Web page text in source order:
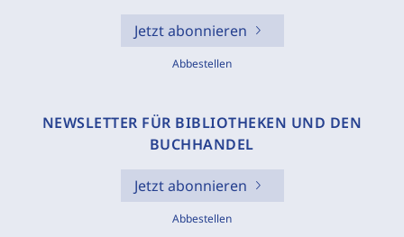
Jetzt abonnieren
Abbestellen
NEWSLETTER FÜR BIBLIOTHEKEN UND DEN
BUCHHANDEL
Jetzt abonnieren
Abbestellen